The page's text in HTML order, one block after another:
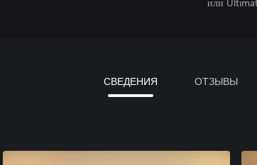
СВЕДЕНИЯ ОТЗЫВЫ